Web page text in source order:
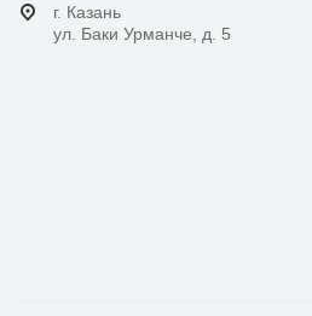
г. Казань
ул. Баки Урманче, д. 5